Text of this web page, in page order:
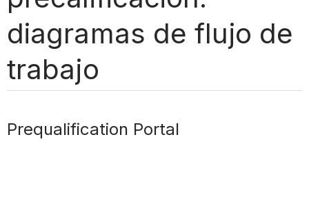
diagramas de flujo de
trabajo
Prequalification Portal